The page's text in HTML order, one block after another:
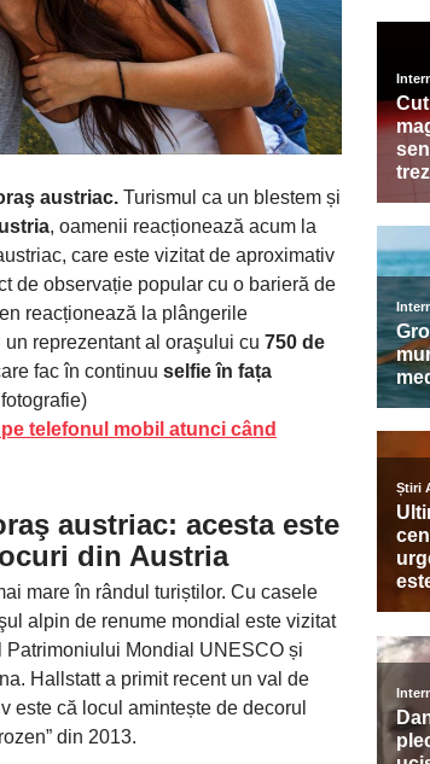
austriac. Turismul ca un blestem și
, oamenii reacționează acum la
care este vizitat de aproximativ
de observație popular cu o barieră de
reacționează la plângerile
reprezentant al oraşului cu 750 de
fac în continuu selfie în fața
telefonul mobil atunci când
austriac: acesta este
din Austria
mare în rândul turiștilor. Cu casele
alpin de renume mondial este vizitat
Mondial UNESCO și
Hallstatt a primit recent un val de
este că locul amintește de decorul
din 2013.